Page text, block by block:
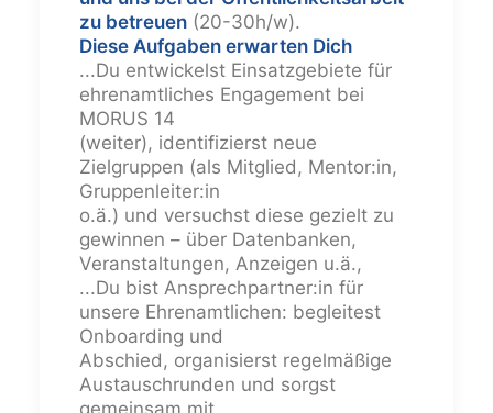
zu betreuen (20-30h/w).
Diese Aufgaben erwarten Dich
...Du entwickelst Einsatzgebiete für
ehrenamtliches Engagement bei
MORUS 14
(weiter), identifizierst neue
Zielgruppen (als Mitglied, Mentor:in,
Gruppenleiter:in
o.ä.) und versuchst diese gezielt zu
gewinnen – über Datenbanken,
Veranstaltungen, Anzeigen u.ä.,
...Du bist Ansprechpartner:in für
unsere Ehrenamtlichen: begleitest
Onboarding und
Abschied, organisierst regelmäßige
Austauschrunden und sorgst
gemeinsam mit